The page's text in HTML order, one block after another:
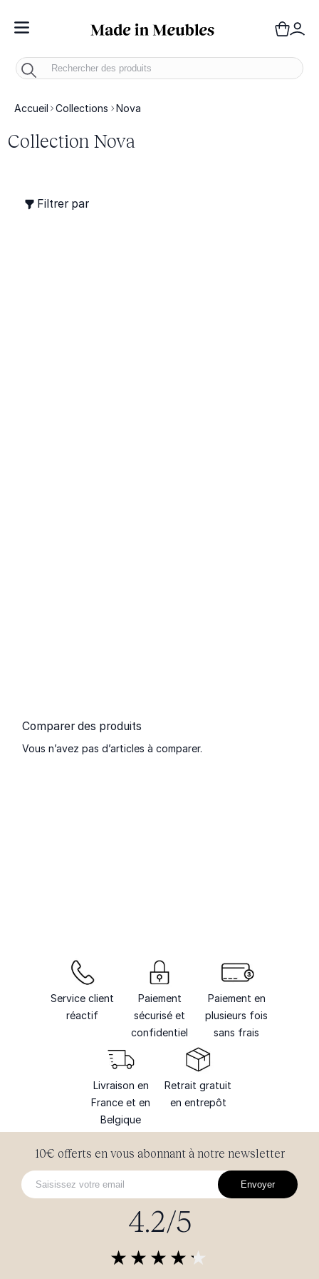
Toggle Nav
Accueil Collections Nova
Collection Nova
Filtrer par
Comparer des produits
Vous n’avez pas d’articles à comparer.
Service client
réactif
Paiement
sécurisé et
confidentiel
Paiement en
plusieurs fois
sans frais
Livraison en
France et en
Belgique
Retrait gratuit
en entrepôt
10€ offerts en vous abonnant à notre newsletter
Envoyer
4.2/5